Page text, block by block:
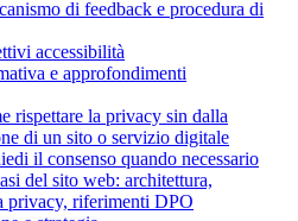
di feedback e procedura di
accessibilità
e approfondimenti
rispettare la privacy sin dalla
di un sito o servizio digitale
il consenso quando necessario
del sito web: architettura,
privacy, riferimenti DPO